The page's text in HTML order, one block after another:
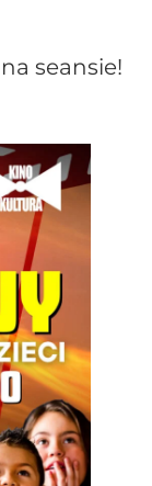
seansie!